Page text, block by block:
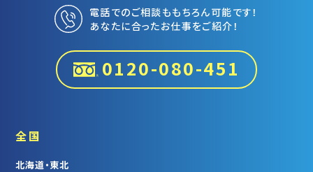
電話でのご相談ももちろん可能です！
あなたに合ったお仕事をご紹介！
0120-080-451
全国
北海道・東北